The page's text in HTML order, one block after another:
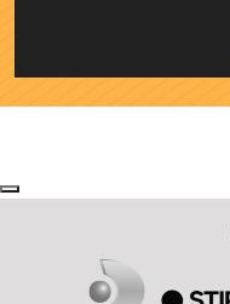
Next
Previous